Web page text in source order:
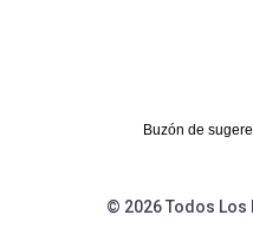
Buzón de
© 2026 Todos Los